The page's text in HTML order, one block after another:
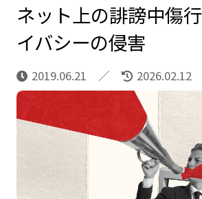
ネット上の誹謗中傷
イバシーの侵害
2019.06.21 2026.02.12